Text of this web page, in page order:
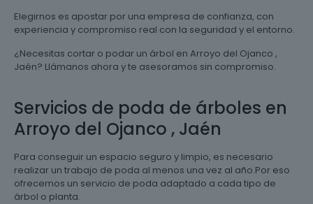
Elegirnos es apostar por una empresa de confianza, con
experiencia y compromiso real con la seguridad y el entorno.
¿Necesitas cortar o podar un árbol en Arroyo del Ojanco ,
Jaén? Llámanos ahora y te asesoramos sin compromiso.
Servicios de poda de árboles en
Arroyo del Ojanco , Jaén
Para conseguir un espacio seguro y limpio, es necesario
realizar un trabajo de poda al menos una vez al año.Por eso
ofrecemos un servicio de poda adaptado a cada tipo de
árbol o planta.